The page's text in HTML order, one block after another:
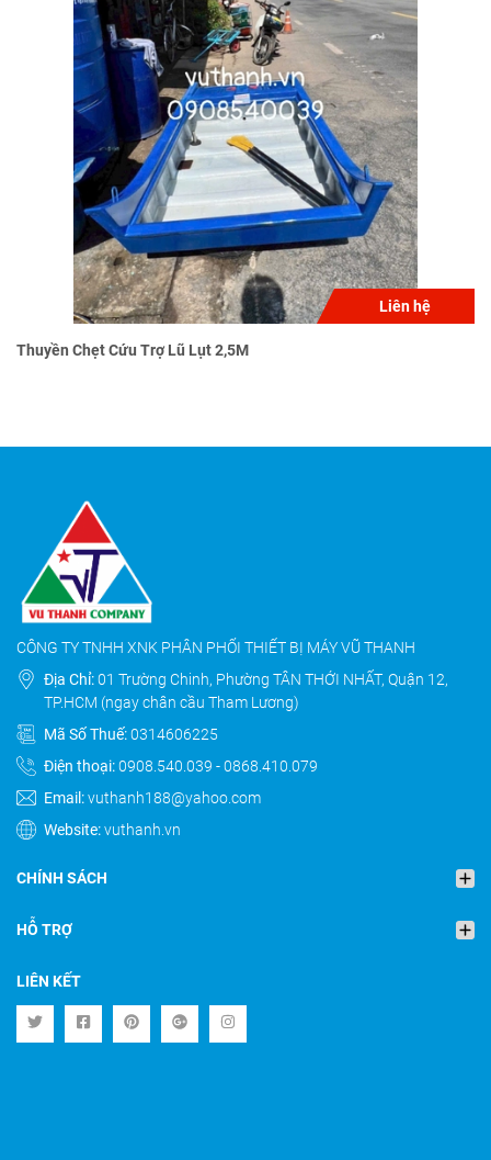
Liên hệ
Thuyền Chẹt Cứu Trợ Lũ Lụt 2,5M
CÔNG TY TNHH XNK PHÂN PHỐI THIẾT BỊ MÁY VŨ THANH
Địa Chỉ:01 Trường Chinh, Phường TÂN THỚI NHẤT, Quận 12,
TP.HCM (ngay chân cầu Tham Lương)
Mã Số Thuế:0314606225
Điện thoại:0908.540.039 -0868.410.079
Email:vuthanh188@yahoo.com
Website:vuthanh.vn
CHÍNH SÁCH
HỖ TRỢ
LIÊN KẾT